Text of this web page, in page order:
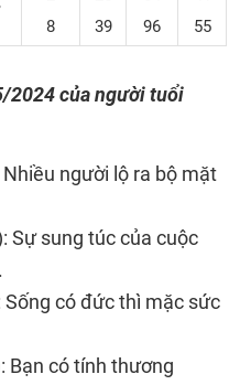
8
39
96
55
2024của người tuổi
người lộ ra bộ mặt
Sự sung túc của cuộc
có đức thì mặc sức
Bạn có tính thương